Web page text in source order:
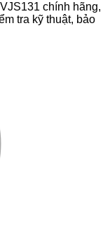
chính hãng,
tra kỹ thuật, bảo